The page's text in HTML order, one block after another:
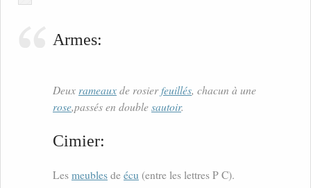
Armes:
Deuxrameauxde rosierfeuillés, chacun à une
rose,passés en doublesautoir.
Cimier:
Les meubles de écu (entre les lettres P C).